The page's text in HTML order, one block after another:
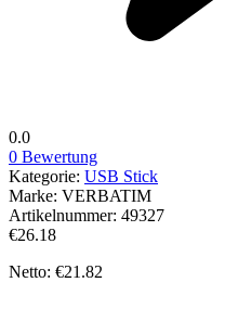
0.0
0 Bewertung
Kategorie: USB Stick
Marke: VERBATIM
Artikelnummer: 49327
€26.18
Netto: €21.82